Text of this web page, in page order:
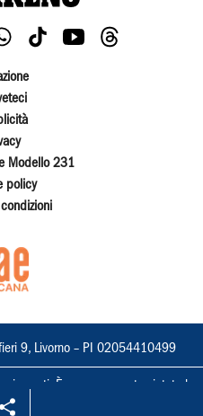
Modello 231
policy
condizioni
9, Livorno – PI 02054410499
È espressamente vietata la
e l'adattamento totale o parziale.